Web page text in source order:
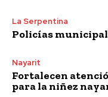
La Serpentina
Policías
Nayarit
Fortalecen
para la niñez